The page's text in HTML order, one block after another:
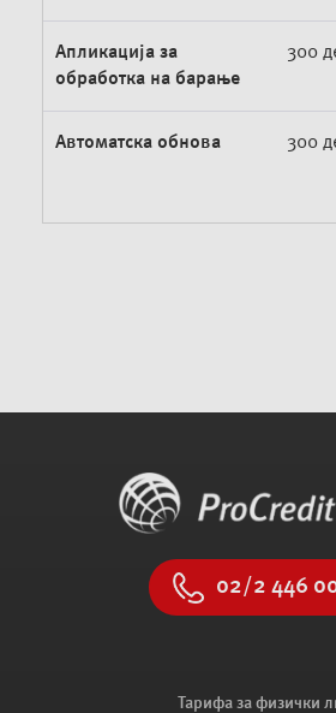
Апликација за
обработка на барање
300
Автоматска обнова 300
02/2 446
Тарифа за физички